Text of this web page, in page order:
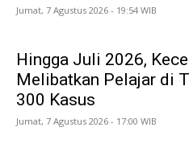
Jumat, 7 Agustus 2026 - 19:54 WIB
Hingga Juli 2026,
Melibatkan Pelajar di
300 Kasus
Jumat, 7 Agustus 2026 - 17:00 WIB